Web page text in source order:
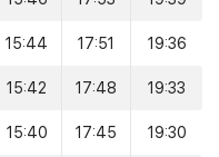
15:44 17:51 19:36
15:42 17:48 19:33
15:40 17:45 19:30